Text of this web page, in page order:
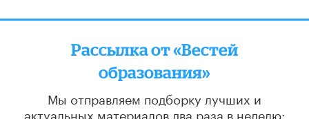
Рассылка от «Вестей
образования»
Мы отправляем подборку лучших и
актуальных материалов два раза в неделю: